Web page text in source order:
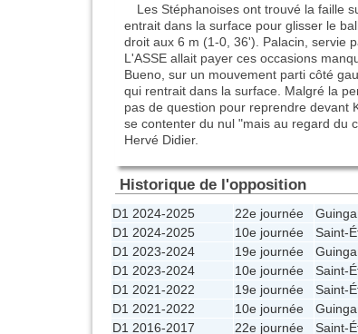
Les Stéphanoises ont trouvé la faille
entrait dans la surface pour glisser le
droit aux 6 m (1-0, 36'). Palacin, servie
L'ASSE allait payer ces occasions
Bueno, sur un mouvement parti côté
qui rentrait dans la surface. Malgré la
pas de question pour reprendre devant
se contenter du nul "mais au regard du
Hervé Didier.
Historique de l'opposition
D1 2024-2025 22e journée
D1 2024-2025
10e journée Saint-
D1 2023-2024
19e journée
D1 2023-2024
10e journée Saint-
D1 2021-2022
19e journée Saint-
D1 2021-2022
10e journée
D1 2016-2017
22e journée Saint-